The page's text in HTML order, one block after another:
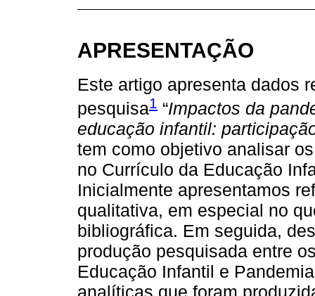
APRESENTAÇÃO
Este artigo apresenta dados
pesquisa1 “Impactos da
educação infantil:
tem como objetivo analisar
no Currículo da Educação
Inicialmente apresentamos
qualitativa, em especial no
bibliográfica. Em seguida,
produção pesquisada entre
Educação Infantil e
analíticas que foram